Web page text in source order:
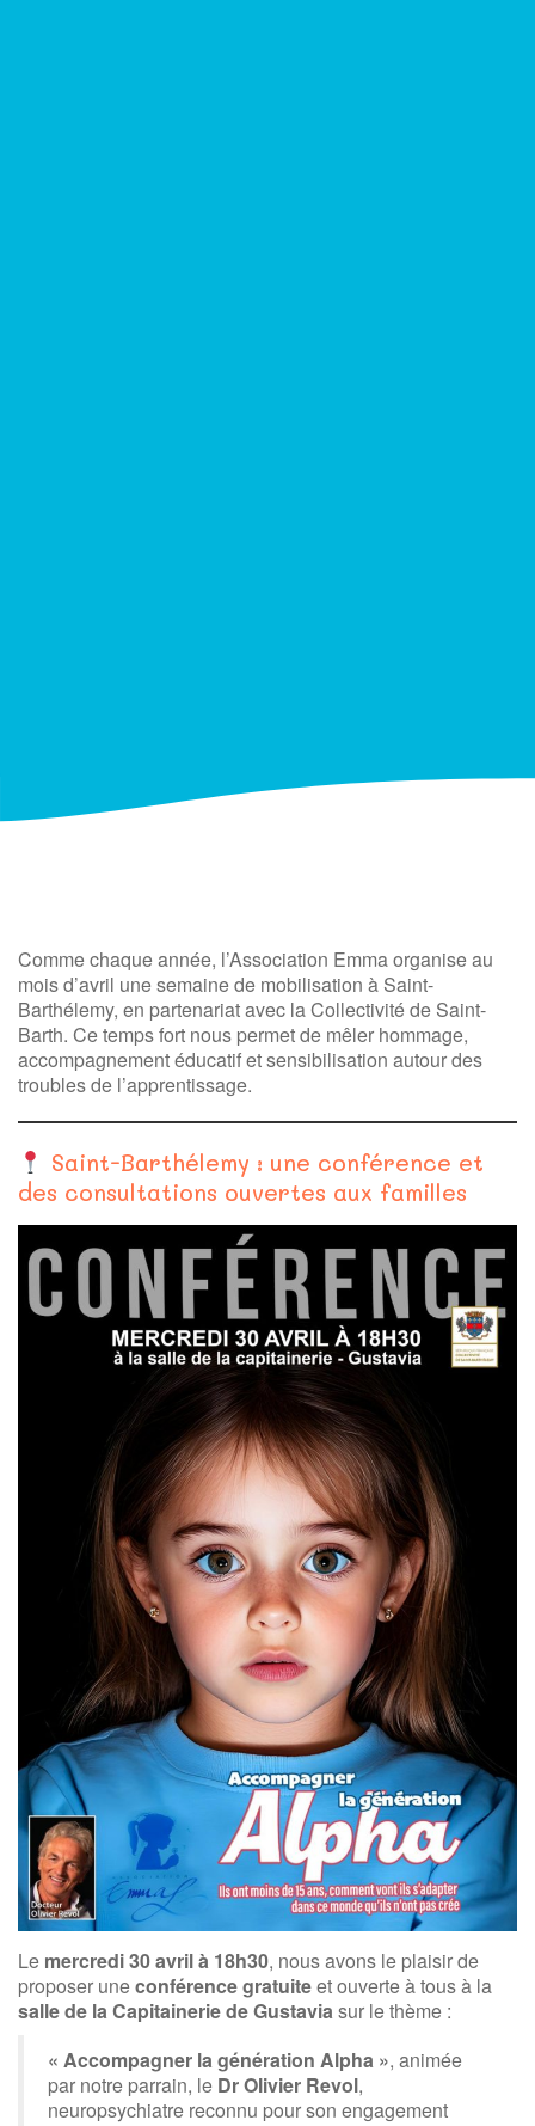
Comme chaque année, l’Association Emma organise au
mois d’avril une semaine de mobilisation à Saint-
Barthélemy, en partenariat avec la Collectivité de Saint-
Barth. Ce temps fort nous permet de mêler hommage,
accompagnement éducatif et sensibilisation autour des
troubles de l’apprentissage.
Saint-Barthélemy : une conférence et
des consultations ouvertes aux familles
Le mercredi 30 avril à 18h30, nous avons le plaisir de
proposer uneconférence gratuiteet ouverte à tous à la
salle de la Capitainerie de Gustaviasur le thème :
« Accompagner la génération Alpha », animée
par notre parrain, le Dr Olivier Revol,
neuropsychiatre reconnu pour son engagement